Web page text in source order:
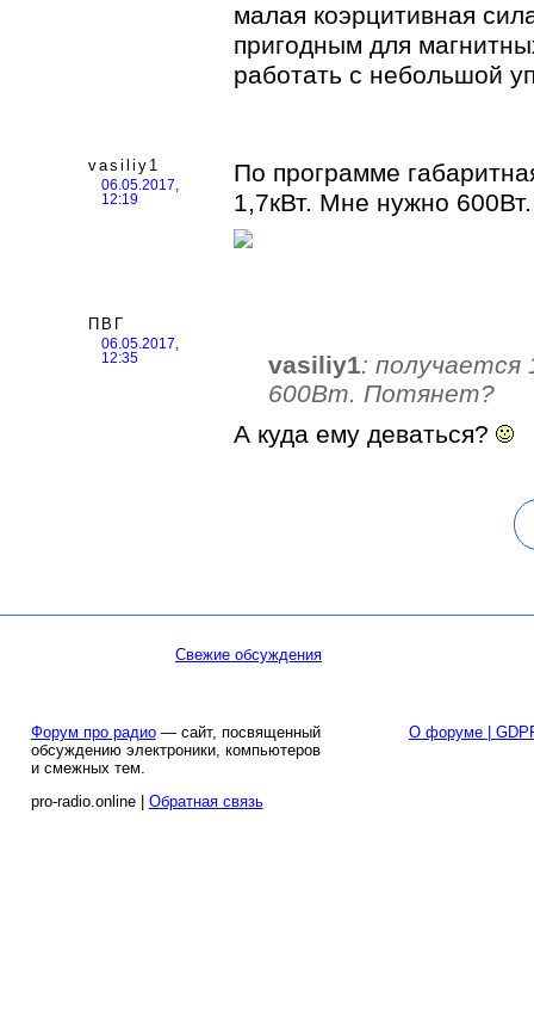
малая коэрцитивная
пригодным для
работать с небольшой
vasiliy1
06.05.2017,
12:19
По программе
1,7кВт. Мне нужно
ПВГ
06.05.2017,
12:35
vasiliy1:
600Вт. Потянет?
А куда ему деваться?
Свежие обсуждения
Форум про радио— сайт, посвященный
обсуждению электроники, компьютеров
и смежных тем.
pro-radio.online | Обратная связь
О форуме |